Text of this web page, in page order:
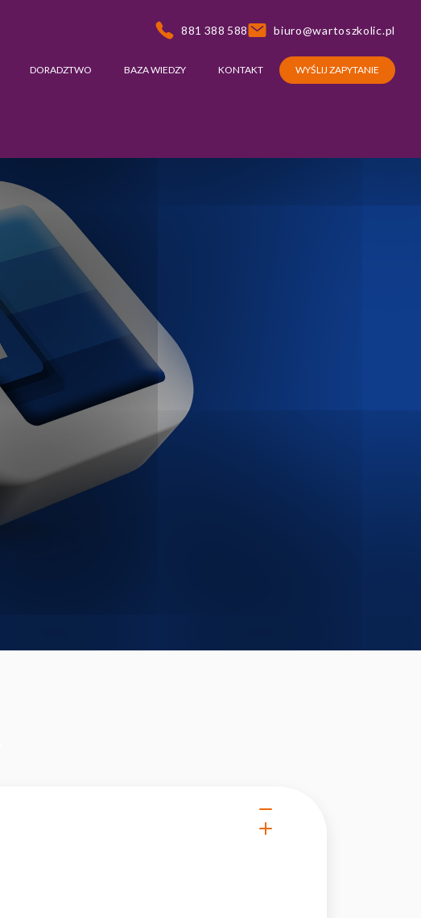
881 388 588 biuro@wartoszkolic.pl
DORADZTWO BAZA WIEDZY KONTAKT WYŚLIJ ZAPYTANIE